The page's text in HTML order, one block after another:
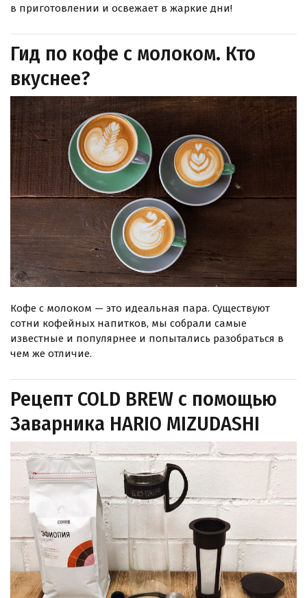
в приготовлении и освежает в жаркие дни!
Гид по кофе с молоком. Кто
вкуснее?
Кофе с молоком — это идеальная пара. Существуют
сотни кофейных напитков, мы собрали самые
известные и популярнее и попытались разобраться в
чем же отличие.
Рецепт COLD BREW с помощью
Заварника HARIO MIZUDASHI